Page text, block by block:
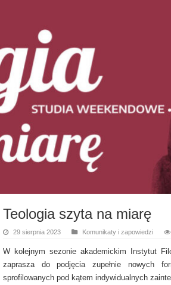
Teologia szyta na miarę
29 sierpnia 2023 Komunikaty i zapowiedzi
W kolejnym sezonie akademickim Instytut
zaprasza do podjęcia zupełnie nowych
sprofilowanych pod kątem indywidualnych